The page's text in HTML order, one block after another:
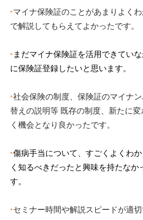
‣マイナ保険証のことがあまりよく
で解説してもらえてよかったです。
‣ まだマイナ保険証を活用できてい
に保険証登録したいと思います。
‣社会保険の制度、保険証のマイナ
替えの説明等 既存の制度、新たに
く機会となり良かったです。
‣傷病手当について、すごくよくわ
く知るべきだったと興味を持たなか
す。
‣セミナー時間や解説スピードが適